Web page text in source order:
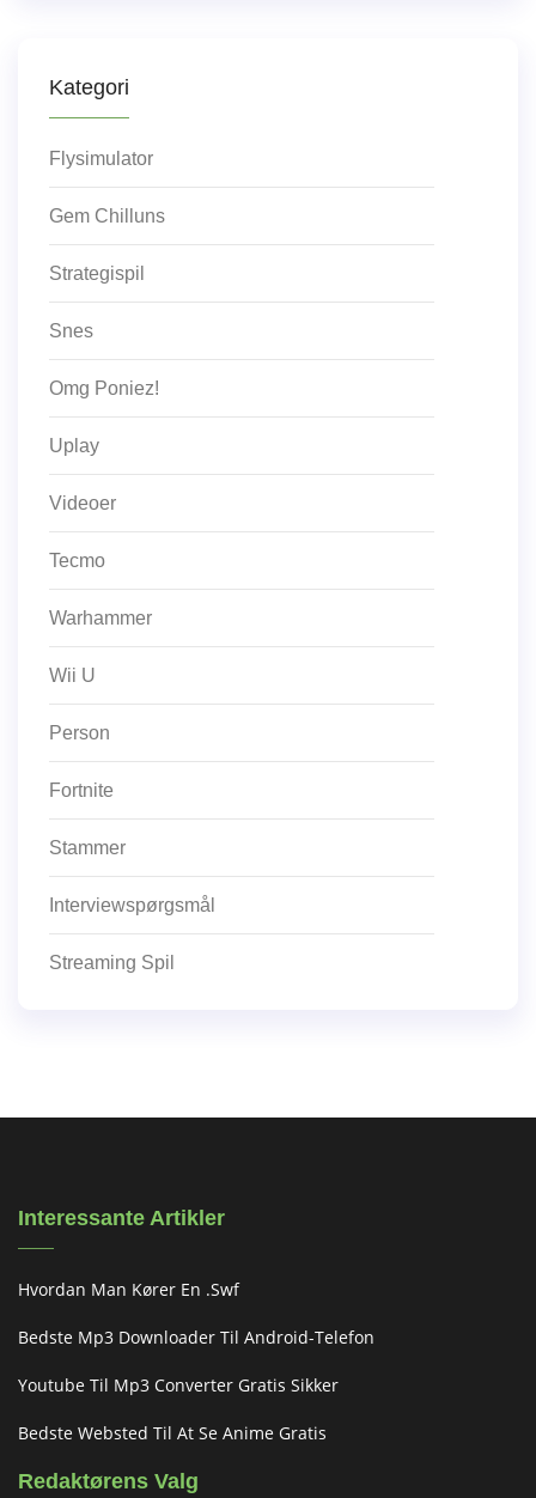
Kategori
Flysimulator
Gem Chilluns
Strategispil
Snes
Omg Poniez!
Uplay
Videoer
Tecmo
Warhammer
Wii U
Person
Fortnite
Stammer
Interviewspørgsmål
Streaming Spil
Interessante Artikler
Hvordan Man Kører En .swf
Bedste Mp3 Downloader Til Android-Telefon
Youtube Til Mp3 Converter Gratis Sikker
Bedste Websted Til At Se Anime Gratis
Redaktørens Valg